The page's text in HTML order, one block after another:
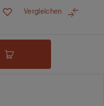
Vergleichen